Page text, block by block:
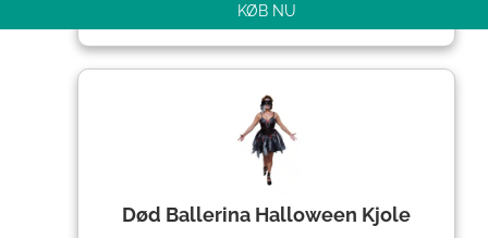
KØB NU
Død Ballerina Halloween Kjole